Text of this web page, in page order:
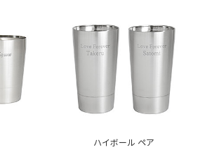
ハイボール ペア